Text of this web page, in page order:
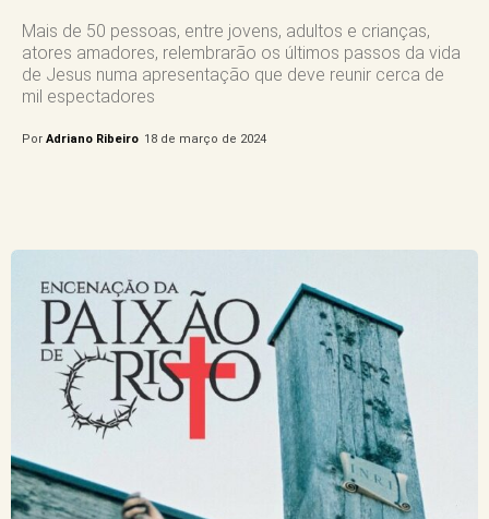
Mais de 50 pessoas, entre jovens, adultos e crianças,
atores amadores, relembrarão os últimos passos da vida
de Jesus numa apresentação que deve reunir cerca de
mil espectadores
Por Adriano Ribeiro 18 de março de 2024